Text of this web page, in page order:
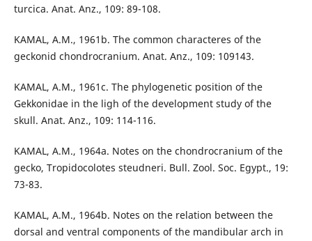
turcica. Anat. Anz., 109: 89-108.
KAMAL, A.M., 1961b. The common characteres of the
geckonid chondrocranium. Anat. Anz., 109: 109143.
KAMAL, A.M., 1961c. The phylogenetic position of the
Gekkonidae in the ligh of the development study of the
skull. Anat. Anz., 109: 114-116.
KAMAL, A.M., 1964a. Notes on the chondrocranium of the
gecko, Tropidocolotes steudneri. Bull. Zool. Soc. Egypt., 19:
73-83.
KAMAL, A.M., 1964b. Notes on the relation between the
dorsal and ventral components of the mandibular arch in